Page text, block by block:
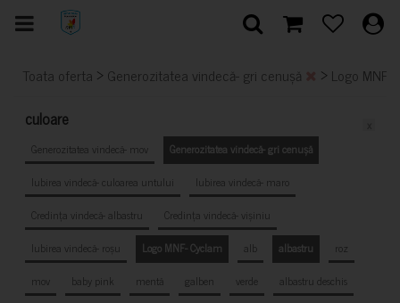
Toata oferta > Generozitatea vindecă- gri cenușă > Logo
culoare
Generozitatea vindecă- mov
Generozitatea vindecă- gri cenușă
Iubirea vindecă- culoarea untului
Iubirea vindecă- maro
Credința vindecă- albastru
Credința vindecă- vișiniu
Iubirea vindecă- roșu
Logo MNF- Cyclam alb albastru
roz
mov
baby pink mentă galben verde
albastru deschis